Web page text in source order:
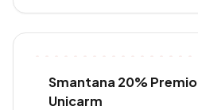
Smantana 20% Premio
Unicarm